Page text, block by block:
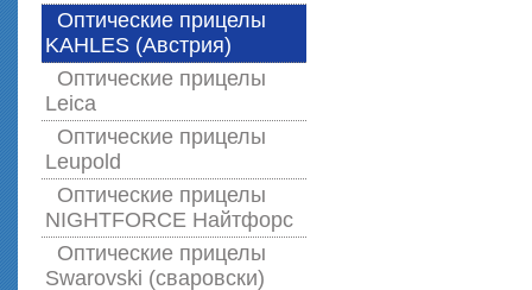
Оптические прицелы
KAHLES (Австрия)
Оптические прицелы
Leica
Оптические прицелы
Leupold
Оптические прицелы
NIGHTFORCE Найтфорс
Оптические прицелы
Swarovski (сваровски)